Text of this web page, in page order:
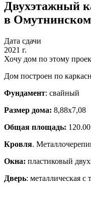
Двухэтажный
в Омутнинском
Дата сдачи
2021 г.
Хочу дом по этому
Дом построен по
Фундамент: свайный
Размер дома: 8,88х7,08
Общая площадь:
Кровля.
Окна: пластиковый
Дверь: металлическая с